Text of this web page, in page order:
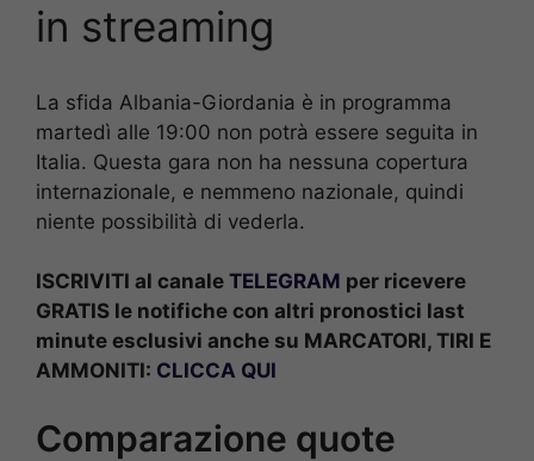
in streaming
La sfida Albania-Giordania è in programma
martedì alle 19:00 non potrà essere seguita in
Italia. Questa gara non ha nessuna copertura
internazionale, e nemmeno nazionale, quindi
niente possibilità di vederla.
ISCRIVITI al canale TELEGRAM per ricevere
GRATIS le notifiche con altri pronostici last
minute esclusivi anche su MARCATORI, TIRI E
AMMONITI: CLICCA QUI
Comparazione quote